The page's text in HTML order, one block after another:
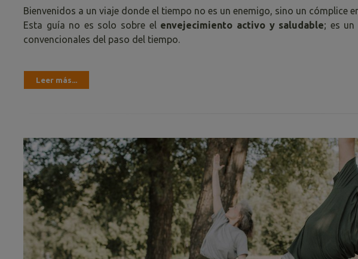
Bienvenidos a un viaje donde el tiempo no es un enemigo, sino un cómplice
Esta guía no es solo sobre el envejecimiento activo y saludable; es un
convencionales del paso del tiempo.
Leer más...